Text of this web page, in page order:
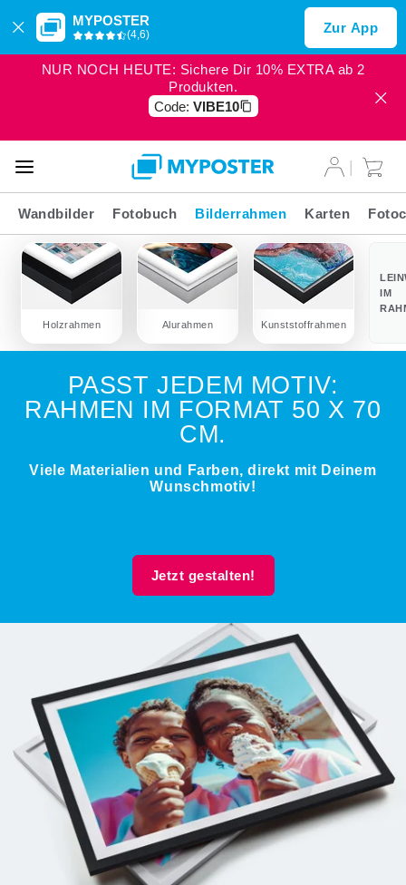
MYPOSTER
(4,6) Zur App
NUR NOCH HEUTE: Sichere Dir 10% EXTRA ab 2
Produkten.
Code: VIBE10
Wandbilder Fotobuch Bilderrahmen Karten
Holzrahmen Alurahmen Kunststoffrahmen
IM
PASST JEDEM MOTIV:
RAHMEN IM FORMAT 50 X 70
CM.
Viele Materialien und Farben, direkt mit Deinem
Wunschmotiv!
Jetzt gestalten!